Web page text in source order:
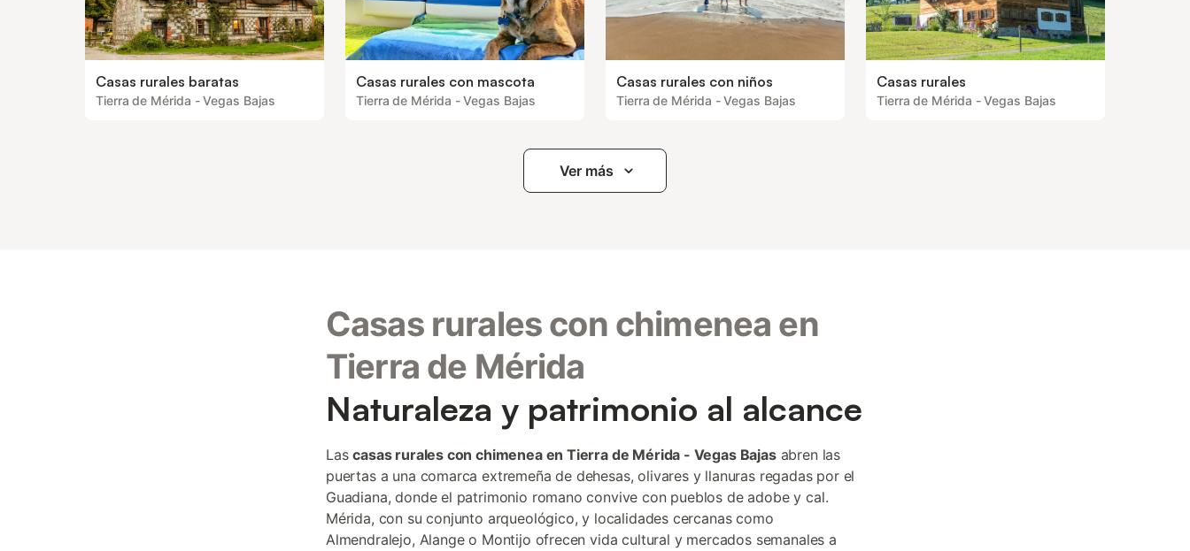
Casas rurales baratas
Tierra de Mérida - Vegas Bajas
Casas rurales con mascota
Tierra de Mérida - Vegas Bajas
Casas rurales con niños
Tierra de Mérida - Vegas Bajas
Casas rurales
Tierra de Mérida - Vegas Bajas
Ver más
Casas rurales con chimenea en
Tierra de Mérida
Naturaleza y patrimonio al alcance
Lascasas rurales con chimenea en Tierra de Mérida - Vegas Bajasabren las
puertas a una comarca extremeña de dehesas, olivares y llanuras regadas por el
Guadiana, donde el patrimonio romano convive con pueblos de adobe y cal.
Mérida, con su conjunto arqueológico, y localidades cercanas como
Almendralejo, Alange o Montijo ofrecen vida cultural y mercados semanales a